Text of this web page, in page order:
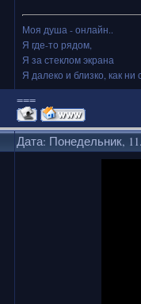
Моя душа - онлайн..
Я где-то рядом,
Я за стеклом экрана
Я далеко и близко, как ни
===
Дата: Понедельник,